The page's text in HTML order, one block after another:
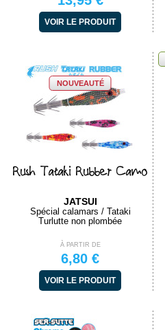
VOIR LE PRODUIT
NOUVEAUTÉ
Rush Tataki Rubber Camo
JATSUI
Spécial calamars / Tataki
Turlutte non plombée
À PARTIR DE
6,80 €
VOIR LE PRODUIT